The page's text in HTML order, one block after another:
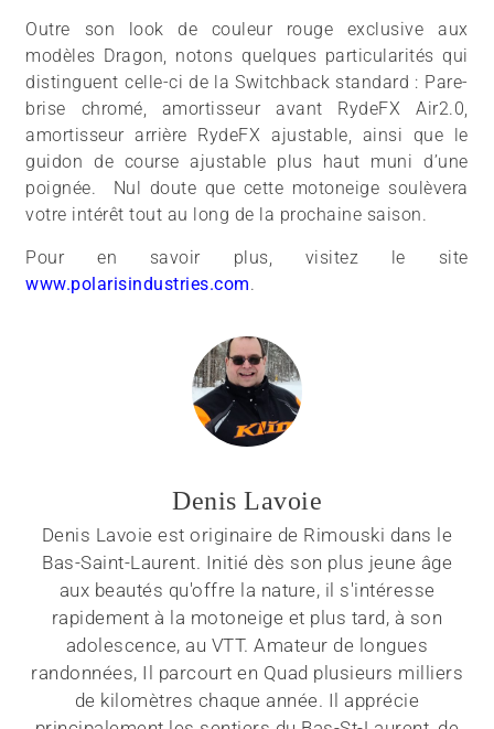
Outre son look de couleur rouge exclusive aux
modèles Dragon, notons quelques particularités qui
distinguent celle-ci de la Switchback standard : Pare-
brise chromé, amortisseur avant RydeFX Air2.0,
amortisseur arrière RydeFX ajustable, ainsi que le
guidon de course ajustable plus haut muni d’une
poignée. Nul doute que cette motoneige soulèvera
votre intérêt tout au long de la prochaine saison.
Pour en savoir plus, visitez le site
www.polarisindustries.com.
Denis Lavoie
Denis Lavoie est originaire de Rimouski dans le
Bas-Saint-Laurent. Initié dès son plus jeune âge
aux beautés qu'offre la nature, il s'intéresse
rapidement à la motoneige et plus tard, à son
adolescence, au VTT. Amateur de longues
randonnées, Il parcourt en Quad plusieurs milliers
de kilomètres chaque année. Il apprécie